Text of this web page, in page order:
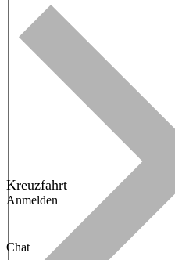
Kreuzfahrt
Anmelden
Chat